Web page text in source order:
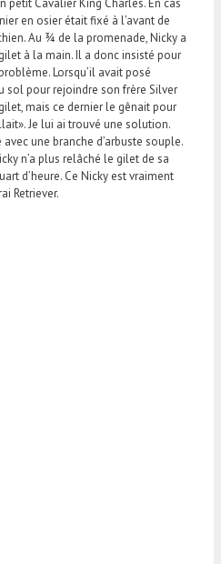
en osier était fixé à l’avant de
Au ¾ de la promenade, Nicky a
à la main. Il a donc insisté pour
Lorsqu’il avait posé
pour rejoindre son frère Silver
mais ce dernier le gênait pour
Je lui ai trouvé une solution.
une branche d’arbuste souple.
n’a plus relâché le gilet de sa
d’heure. Ce Nicky est vraiment
Retriever.